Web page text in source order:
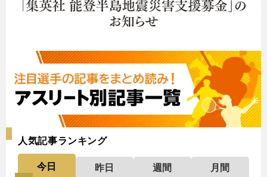
人気記事ランキング
今日 昨日 週間 月間